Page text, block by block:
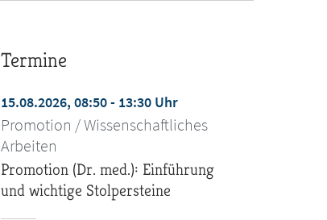
Termine
15.08.2026, 08:50 - 13:30 Uhr
Promotion / Wissenschaftliches
Arbeiten
Promotion (Dr. med.): Einführung
und wichtige Stolpersteine